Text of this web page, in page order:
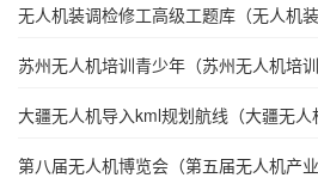
无人机装调检修工高级工题库（无人机
苏州无人机培训青少年（苏州无人机培训
大疆无人机导入kml规划航线（大疆无人
第八届无人机博览会（第五届无人机产业